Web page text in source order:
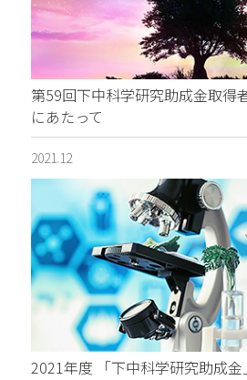
第59回下中科学研究助成金取得
にあたって
2021.12
2021年度 「下中科学研究助成